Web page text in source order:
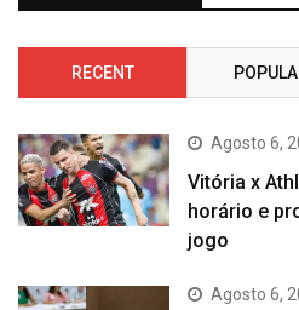
RECENT
Agosto 6,
Vitória x
horário e
jogo
Agosto 6,